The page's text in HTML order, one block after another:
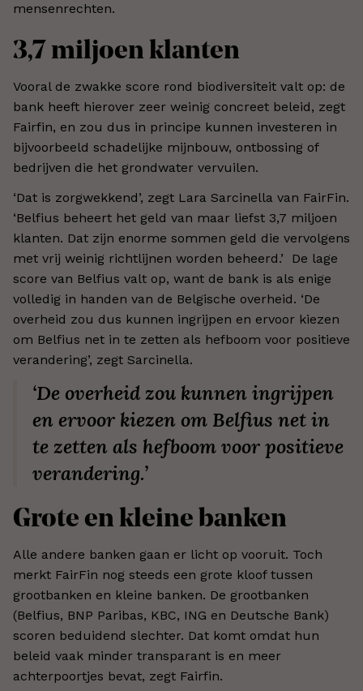
mensenrechten.
3,7 miljoen klanten
Vooral de zwakke score rond biodiversiteit valt op: de
bank heeft hierover zeer weinig concreet beleid, zegt
Fairfin, en zou dus in principe kunnen investeren in
bijvoorbeeld schadelijke mijnbouw, ontbossing of
bedrijven die het grondwater vervuilen.
‘Dat is zorgwekkend’, zegt Lara Sarcinella van FairFin.
‘Belfius beheert het geld van maar liefst 3,7 miljoen
klanten. Dat zijn enorme sommen geld die vervolgens
met vrij weinig richtlijnen worden beheerd.’ De lage
score van Belfius valt op, want de bank is als enige
volledig in handen van de Belgische overheid. ‘De
overheid zou dus kunnen ingrijpen en ervoor kiezen
om Belfius net in te zetten als hefboom voor positieve
verandering’, zegt Sarcinella.
‘De overheid zou kunnen ingrijpen
en ervoor kiezen om Belfius net in
te zetten als hefboom voor positieve
verandering.’
Grote en kleine banken
Alle andere banken gaan er licht op vooruit. Toch
merkt FairFin nog steeds een grote kloof tussen
grootbanken en kleine banken. De grootbanken
(Belfius, BNP Paribas, KBC, ING en Deutsche Bank)
scoren beduidend slechter. Dat komt omdat hun
beleid vaak minder transparant is en meer
achterpoortjes bevat, zegt Fairfin.